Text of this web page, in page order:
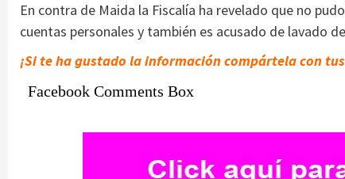
En contra de Maida la Fiscalía ha revelado que no
cuentas personales y también es acusado de lavado
¡Si te ha gustado la información compártela con
Facebook Comments Box